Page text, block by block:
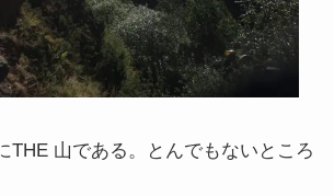
ルメールと科学革命
西洋美術から見るヨーロッパ
THE 山である。とんでもないところ